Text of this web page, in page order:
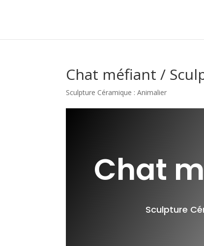
Chat méfiant /
Sculpture Céramique : Animalier
Chat
Sculpture